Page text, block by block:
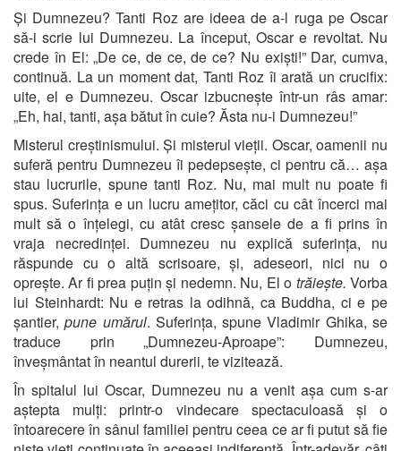
Și Dumnezeu? Tanti Roz are ideea de a-l ruga pe Oscar
să-i scrie lui Dumnezeu. La început, Oscar e revoltat. Nu
crede în El: „De ce, de ce, de ce? Nu exiști!” Dar, cumva,
continuă. La un moment dat, Tanti Roz îi arată un crucifix:
uite, el e Dumnezeu. Oscar izbucnește într-un râs amar:
„Eh, hai, tanti, așa bătut în cuie? Ăsta nu-i Dumnezeu!”
Misterul creștinismului. Și misterul vieții. Oscar, oamenii nu
suferă pentru Dumnezeu îi pedepsește, ci pentru că… așa
stau lucrurile, spune tanti Roz. Nu, mai mult nu poate fi
spus. Suferința e un lucru amețitor, căci cu cât încerci mai
mult să o înțelegi, cu atât cresc șansele de a fi prins în
vraja necredinței. Dumnezeu nu explică suferința, nu
răspunde cu o altă scrisoare, și, adeseori, nici nu o
oprește. Ar fi prea puțin și nedemn. Nu, El o trăiește.Vorba
lui Steinhardt: Nu e retras la odihnă, ca Buddha, ci e pe
șantier,pune umărul. Suferința, spune Vladimir Ghika, se
traduce prin „Dumnezeu-Aproape”: Dumnezeu,
înveșmântat în neantul durerii, te vizitează.
În spitalul lui Oscar, Dumnezeu nu a venit așa cum s-ar
aștepta mulți: printr-o vindecare spectaculoasă și o
întoarecere în sânul familiei pentru ceea ce ar fi putut să fie